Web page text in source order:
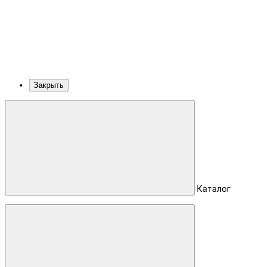
Закрыть
Каталог